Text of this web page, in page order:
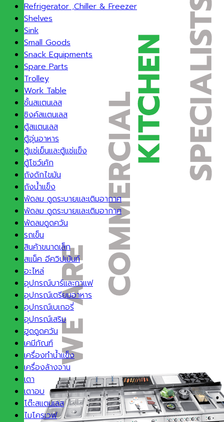
Refrigerator ,Chiller & Freezer
Shelves
Sink
Small Goods
Snack Equipments
Spare Parts
Trolley
Work Table
ชั้นสแตนเลส
ซิงค์สแตนเลส
ตู้สแตนเลส
ตู้อุ่นอาหาร
ตู้แช่เย็นและตู้แช่แข็ง
ตู้โชว์เค้ก
ถังดักไขมัน
ถังน้ำแข็ง
พัดลม ดูดระบายและเติมอากาศ
พัดลม ดูดระบายและเติมอากาศ
พัดลมดูดควัน
รถเข็น
สินค้าขนาดเล็ก
สแน็ค อีควิปเม้นท์
อะไหล่
อุปกรณ์บาร์และกาแฟ
อุปกรณ์เตรียมอาหาร
อุปกรณ์เบเกอรี่
อุปกรณ์เสริม
ฮูดดูดควัน
เคมีภัณฑ์
เครื่องทำน้ำแข็ง
เครื่องล้างจาน
เตา
เตาอบ
โต๊ะสแตนเลส
ไมโครเวฟ